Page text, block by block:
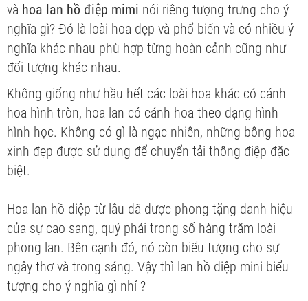
và hoa lan hồ điệp mimi nói riêng tượng trưng cho ý
nghĩa gì? Đó là loài hoa đẹp và phổ biến và có nhiều ý
nghĩa khác nhau phù hợp từng hoàn cảnh cũng như
đối tượng khác nhau.
Không giống như hầu hết các loài hoa khác có cánh
hoa hình tròn, hoa lan có cánh hoa theo dạng hình
hình học. Không có gì là ngạc nhiên, những bông hoa
xinh đẹp được sử dụng để chuyển tải thông điệp đặc
biệt.
Hoa lan hồ điệp từ lâu đã được phong tặng danh hiệu
của sự cao sang, quý phái trong số hàng trăm loài
phong lan. Bên cạnh đó, nó còn biểu tượng cho sự
ngây thơ và trong sáng. Vậy thì lan hồ điệp mini biểu
tượng cho ý nghĩa gì nhỉ ?